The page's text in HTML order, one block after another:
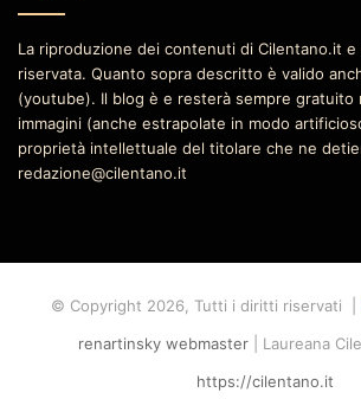
La riproduzione dei contenuti di Cilentano.it e
riservata. Quanto sopra descritto è valido
(youtube). Il blog è e resterà sempre gratuito
immagini (anche estrapolate in modo
proprietà intellettuale del titolare che ne
redazione@cilentano.it
© Copyright 2026, Tutti i diritti riservati |
renartinsky webmaster | Laureana
https://cilentano.it